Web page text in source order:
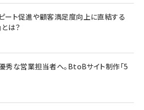
ート促進や顧客満足度向上に直結する
は？
秀な営業担当者へ。BtoBサイト制作「5